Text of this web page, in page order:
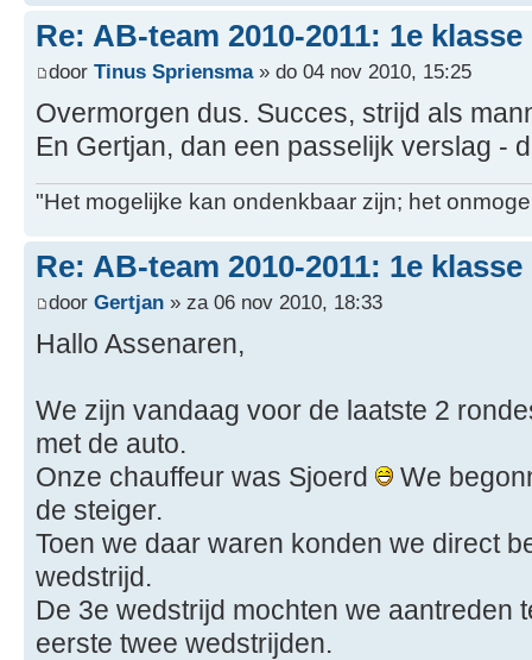
Re: AB-team 2010-2011: 1e klasse
door Tinus Spriensma» do 04 nov 2010, 15:25
Overmorgen dus. Succes, strijd als
En Gertjan, dan een passelijk verslag -
"Het mogelijke kan ondenkbaar zijn; het
Re: AB-team 2010-2011: 1e klasse
door Gertjan » za 06 nov 2010, 18:33
Hallo Assenaren,
We zijn vandaag voor de laatste 2
met de auto.
Onze chauffeur was Sjoerd
We
de steiger.
Toen we daar waren konden we direct
wedstrijd.
De 3e wedstrijd mochten we aantreden
eerste twee wedstrijden.